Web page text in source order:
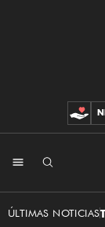
ÚLTIMAS NOTICIAS